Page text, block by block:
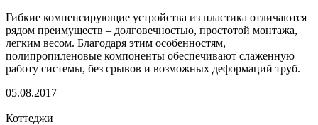
Гибкие компенсирующие устройства из пластика отличаются
рядом преимуществ – долговечностью, простотой монтажа,
легким весом. Благодаря этим особенностям,
полипропиленовые компоненты обеспечивают слаженную
работу системы, без срывов и возможных деформаций труб.
05.08.2017
Коттеджи